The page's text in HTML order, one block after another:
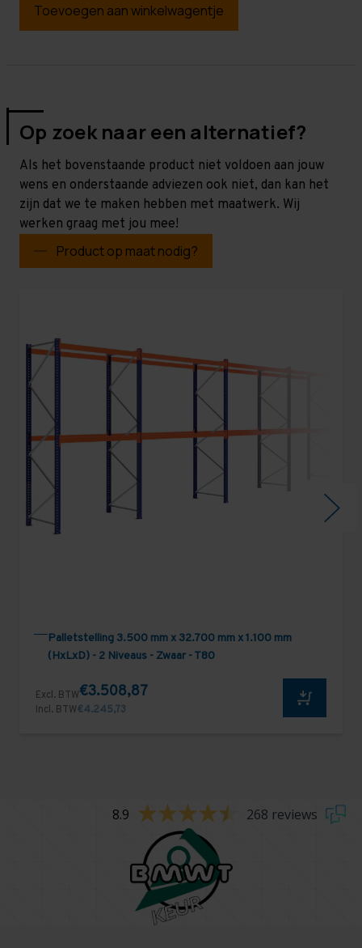
Toevoegen aan winkelwagentje
Op zoek naar een alternatief?
Als het bovenstaande product niet voldoen aan jouw
wens en onderstaande adviezen ook niet, dan kan het
zijn dat we te maken hebben met maatwerk. Wij
werken graag met jou mee!
Product op maat nodig?
Palletstelling 3.500 mm x 32.700 mm x 1.100 mm
(HxLxD) - 2 Niveaus - Zwaar - T80
Excl. BTW€3.508,87
Incl. BTW€4.245,73
8.9 268 reviews